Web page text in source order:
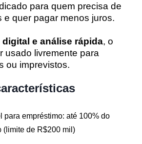
para quem precisa de
e quer pagar menos juros.
e análise rápida, o
usado livremente para
ou imprevistos.
para empréstimo: até 100% do
(limite de R$200 mil)